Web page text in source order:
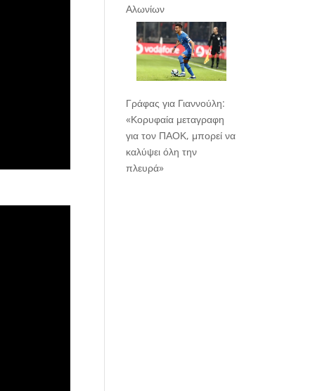
Αλωνίων
Γράφας για Γιαννούλη:
«Κορυφαία μεταγραφη
για τον ΠΑΟΚ, μπορεί να
καλύψει όλη την
πλευρά»